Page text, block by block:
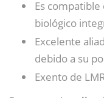
Es
biológico
Excelente
debido a su
Exento de